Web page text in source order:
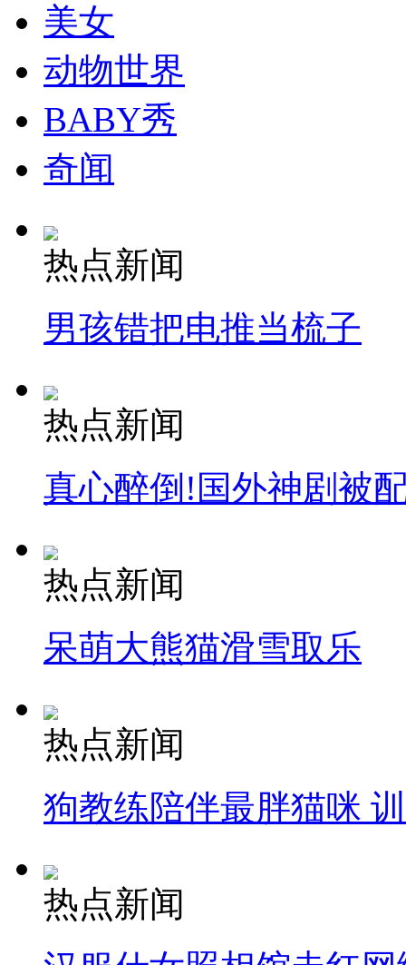
纽约上演“枕头大战”
司机酒驾遇交警 急速倒车逃窜
美女
动物世界
BABY秀
奇闻
热点新闻
男孩错把电推当梳子
热点新闻
真心醉倒!国外神剧被
热点新闻
呆萌大熊猫滑雪取乐
热点新闻
狗教练陪伴最胖猫咪
热点新闻